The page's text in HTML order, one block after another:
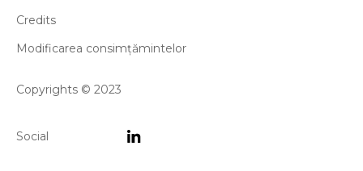
Credits
Modificarea consimțămintelor
Copyrights © 2023
Social